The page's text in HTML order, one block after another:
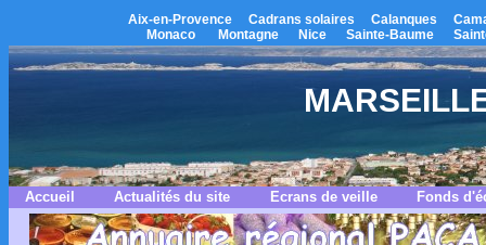
Aix-en-Provence Cadrans solaires Calanques
Monaco
Montagne Nice Sainte-Baume
Accueil Actualités du site Ecrans de veille Fonds